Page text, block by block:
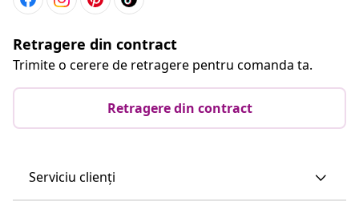
Retragere din contract
Trimite o cerere de retragere pentru comanda ta.
Retragere din contract
Serviciu clienți